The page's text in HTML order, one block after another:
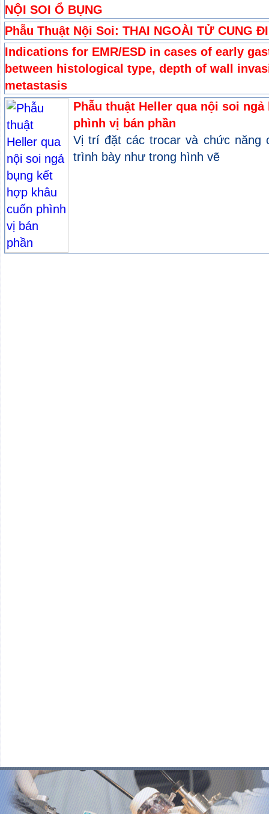
NỘI SOI Ổ BỤNG
Phẫu Thuật Nội Soi: THAI NGOÀI TỬ CUNG
Indications for EMR/ESD in cases of early
between histological type, depth of wall
metastasis
Phẫu thuật Heller qua nội soi
phình vị bán phần
Vị trí đặt các trocar và chức năng
trình bày như trong hình vẽ